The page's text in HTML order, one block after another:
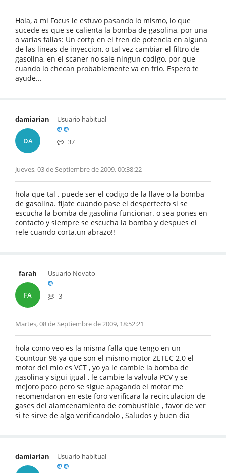
Hola, a mi Focus le estuvo pasando lo mismo, lo que
sucede es que se calienta la bomba de gasolina, por una
o varias fallas: Un cortp en el tren de potencia en alguna
de las lineas de inyeccion, o tal vez cambiar el filtro de
gasolina, en el scaner no sale ningun codigo, por que
cuando lo checan probablemente va en frio. Espero te
ayude...
damiarian
DA
Usuario habitual
37
Jueves, 03 de Septiembre de 2009, 00:38:22
hola que tal . puede ser el codigo de la llave o la bomba
de gasolina. fijate cuando pase el desperfecto si se
escucha la bomba de gasolina funcionar. o sea pones en
contacto y siempre se escucha la bomba y despues el
rele cuando corta.un abrazo!!
farah
FA
Usuario Novato
3
Martes, 08 de Septiembre de 2009, 18:52:21
hola como veo es la misma falla que tengo en un
Countour 98 ya que son el mismo motor ZETEC 2.0 el
motor del mio es VCT , yo ya le cambie la bomba de
gasolina y sigui igual , le cambie la valvula PCV y se
mejoro poco pero se sigue apagando el motor me
recomendaron en este foro verificara la recirculacion de
gases del alamcenamiento de combustible , favor de ver
si te sirve de algo verificandolo , Saludos y buen dia
damiarian Usuario habitual